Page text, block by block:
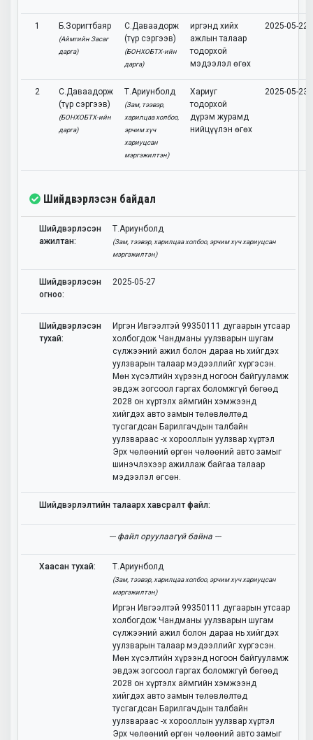
1 Б.Зоригтбаяр
(Аймгийн Засаг
дарга)
С.Даваадорж
(түр сэргээв)
(БОНХОБТХ-ийн
дарга)
иргэнд хийх
ажлын талаар
тодорхой
мэдээлэл өгөх
2025-05-22
2
С.Даваадорж
(түр сэргээв)
(БОНХОБТХ-ийн
дарга)
Т.Ариунболд
(Зам, тээвэр,
харилцаа холбоо,
эрчим хүч
хариуцсан
мэргэжилтэн)
Хариуг
тодорхой
дүрэм журамд
нийцүүлэн өгөх
2025-05-23
Шийдвэрлэсэн байдал
Шийдвэрлэсэн
ажилтан:
Т.Ариунболд
(Зам, тээвэр, харилцаа холбоо, эрчим хүч хариуцсан
мэргэжилтэн)
Шийдвэрлэсэн
огноо:
2025-05-27
Шийдвэрлэсэн
тухай:
Иргэн Ивгээлтэй 99350111 дугаарын утсаар
холбогдож Чандманы уулзварын шугам
сүлжээний ажил болон дараа нь хийгдэх
уулзварын талаар мэдээллийг хүргэсэн.
Мөн хүсэлтийн хүрээнд ногоон байгууламж
эвдэж зогсоол гаргах боломжгүй бөгөөд
2028 он хүртэлх аймгийн хэмжээнд
хийгдэх авто замын төлөвлөлтөд
тусгагдсан Барилгачдын талбайн
уулзвараас -х хорооллын уулзвар хүртэл
Эрх чөлөөний өргөн чөлөөний авто замыг
шинэчлэхээр ажиллаж байгаа талаар
мэдээлэл өгсөн.
Шийдвэрлэлтийн талаарх хавсралт файл:
--- файл оруулаагүй байна ---
Хаасан тухай: Т.Ариунболд
(Зам, тээвэр, харилцаа холбоо, эрчим хүч хариуцсан
мэргэжилтэн)
Иргэн Ивгээлтэй 99350111 дугаарын утсаар
холбогдож Чандманы уулзварын шугам
сүлжээний ажил болон дараа нь хийгдэх
уулзварын талаар мэдээллийг хүргэсэн.
Мөн хүсэлтийн хүрээнд ногоон байгууламж
эвдэж зогсоол гаргах боломжгүй бөгөөд
2028 он хүртэлх аймгийн хэмжээнд
хийгдэх авто замын төлөвлөлтөд
тусгагдсан Барилгачдын талбайн
уулзвараас -х хорооллын уулзвар хүртэл
Эрх чөлөөний өргөн чөлөөний авто замыг